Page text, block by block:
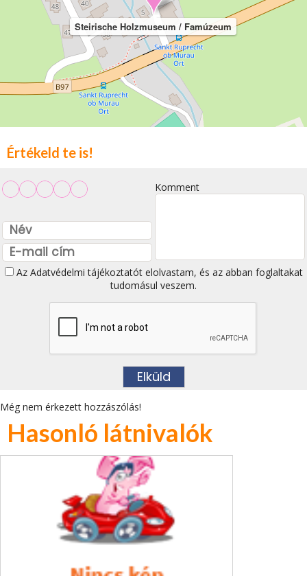
Steirische Holzmuseum / Famúzeum
Értékeld te is!
Komment
Az Adatvédelmi tájékoztatótelolvastam, és az abban foglaltakat
tudomásul veszem.
Még nem érkezett hozzászólás!
Hasonló látnivalók